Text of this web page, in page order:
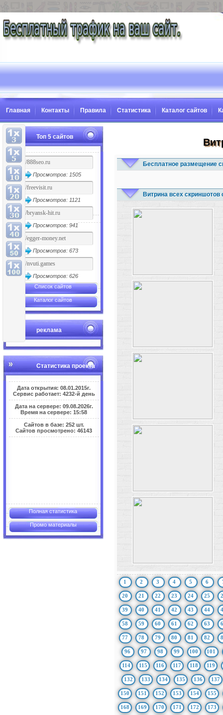
Главная Контакты Правила Статистика Каталог сайтов
Топ 5 сайтов
Просмотров: 1505
Просмотров: 1121
Просмотров: 941
Просмотров: 673
Просмотров: 626
Список сайтов
Каталог сайтов
реклама
Статистика проекта
Дата открытия: 08.01.2015г.
Сервис работает: 4232-й день
Дата на сервере: 09.08.2026г.
Время на сервере: 15:58
Сайтов в базе: 252 шт.
Сайтов просмотрено: 46143
Полная статистика
Промо материалы
Бесплатное размещение
Витрина всех скриншотов
1 2 3 4 5 6
20 21 22 23 24 25
39 40 41 42 43 44
58 59 60 61 62 63
77 78 79 80 81 82
96 97 98 99 100 101
114 115 116 117 118 119
132 133 134 135 136 137
150 151 152 153 154 155
168 169 170 171 172 173